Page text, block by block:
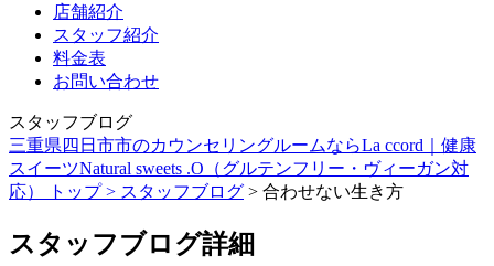
店舗紹介
スタッフ紹介
料金表
お問い合わせ
スタッフブログ
三重県四日市市のカウンセリングルームならLa ccord｜健康
スイーツNatural sweets .O（グルテンフリー・ヴィーガン対
応） トップ > スタッフブログ > 合わせない生き方
スタッフブログ詳細